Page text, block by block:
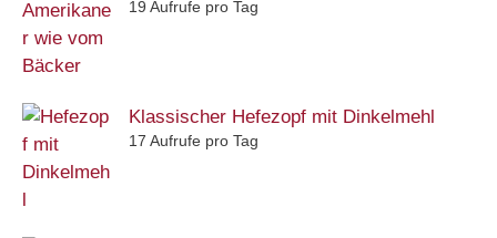
19 Aufrufe pro Tag
Klassischer Hefezopf mit Dinkelmehl
17 Aufrufe pro Tag